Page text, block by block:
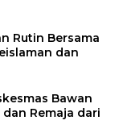
Rutin Bersama
dan
Bawan
Remaja dari